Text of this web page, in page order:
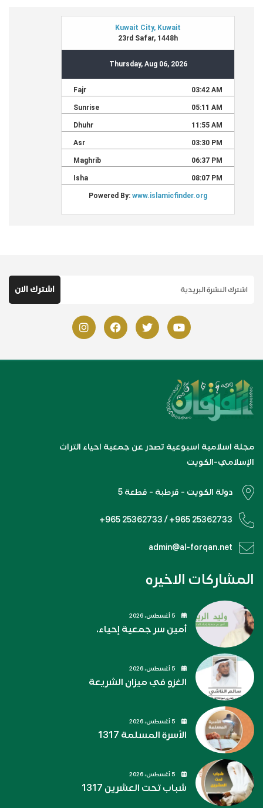
مجلة اسلامية اسبوعية تصدر عن جمعية احياء التراث
الإسلامي-الكويت
دولة الكويت - قرطبة - قطعة 5
+965 25362733 / +965 25362733
admin@al-forqan.net
المشاركات الاخيره
أمين سر جمعية إحياء.
الغزو في ميزان الشريعة
الأسرة المسلمة 1317
شباب تحت العشرين 1317